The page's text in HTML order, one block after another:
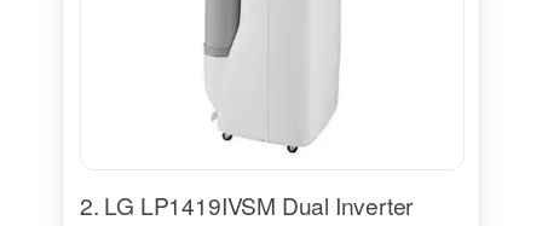
2. LG LP1419IVSM Dual Inverter